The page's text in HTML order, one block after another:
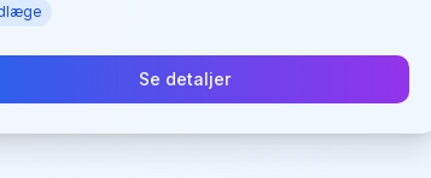
Se detaljer